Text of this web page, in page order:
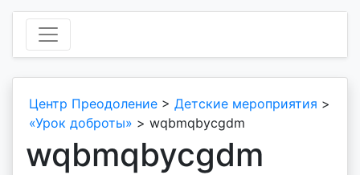
Центр Преодоление > Детские мероприятия >
«Урок доброты» > wqbmqbycgdm
wqbmqbycgdm